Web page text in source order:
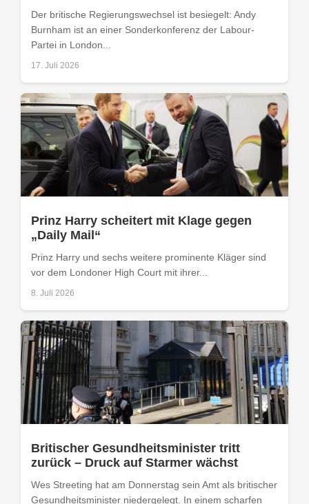
Der britische Regierungswechsel ist besiegelt: Andy
Burnham ist an einer Sonderkonferenz der Labour-
Partei in London...
17. Juli 2026
Prinz Harry scheitert mit Klage gegen
„Daily Mail“
Prinz Harry und sechs weitere prominente Kläger sind
vor dem Londoner High Court mit ihrer...
8. Juli 2026
Britischer Gesundheitsminister tritt
zurück – Druck auf Starmer wächst
Wes Streeting hat am Donnerstag sein Amt als britischer
Gesundheitsminister niedergelegt. In einem scharfen